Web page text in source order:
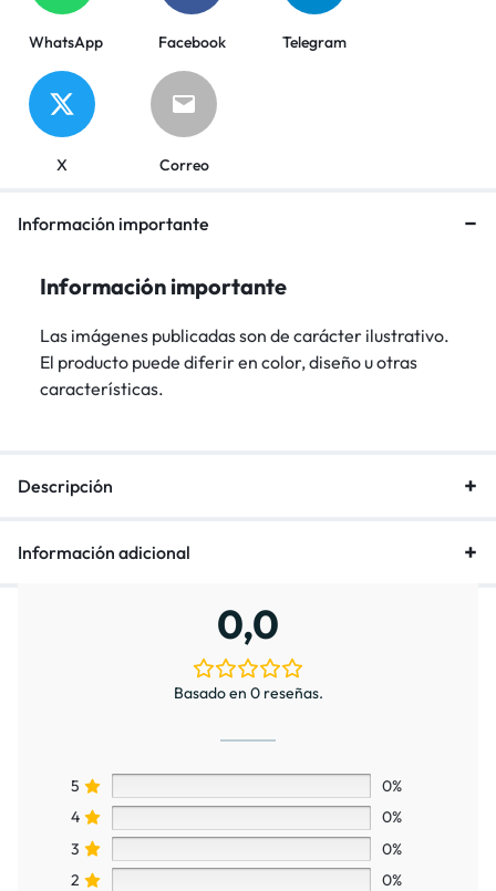
WhatsApp Facebook Telegram
X Correo
Información importante
Información importante
Las imágenes publicadas son de carácter ilustrativo.
El producto puede diferir en color, diseño u otras
características.
Descripción
Información adicional
0,0
Basado en 0 reseñas.
5
0%
4
0%
3
0%
2
0%